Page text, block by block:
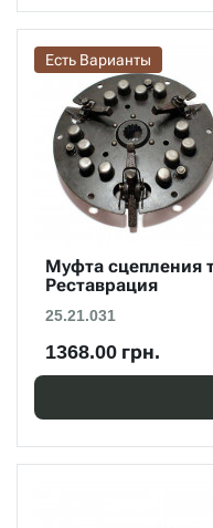
Есть Варианты
Муфта сцепления
Реставрация
25.21.031
1368.00 грн.